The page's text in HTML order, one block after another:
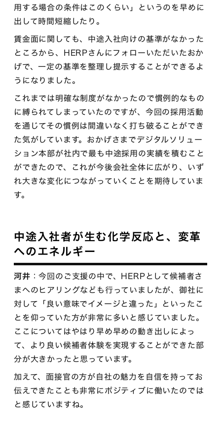
用する場合の条件はこのくらい」というのを早めに
出して時間短縮したり。
賃金面に関しても、中途入社向けの基準がなかった
ところから、HERPさんにフォローいただいたおか
げで、一定の基準を整理し提示することができるよ
うになりました。
これまでは明確な制度がなかったので慣例的なもの
に縛られてしまっていたのですが、今回の採用活動
を通じてその慣例は間違いなく打ち破ることができ
た気がしています。おかげさまでデジタルソリュー
ション本部が社内で最も中途採用の実績を積むこと
ができたので、これが今後会社全体に広がり、いず
れ大きな変化につながっていくことを期待していま
す。
中途入社者が生む化学反応と、変革
へのエネルギー
河井 ：今回のご支援の中で、HERPとして候補者さ
まへのヒアリングなども行っていましたが、御社に
対して「良い意味でイメージと違った」といったこ
とを仰っていた方が非常に多いと感じていました。
ここについてはやはり早め早めの動き出しによっ
て、より良い候補者体験を実現することができた部
分が大きかったと思っています。
加えて、面接官の方が自社の魅力を自信を持ってお
伝えできたことも非常にポジティブに働いたのでは
と感じていますね。